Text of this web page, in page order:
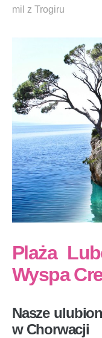
mil z Trogiru
Plaża
Wyspa
Nasze
w Chorwacji